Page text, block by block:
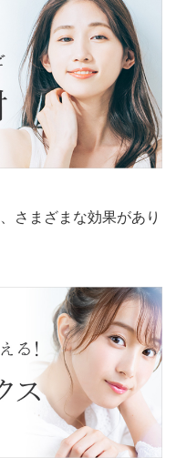
さまざまな効果があり